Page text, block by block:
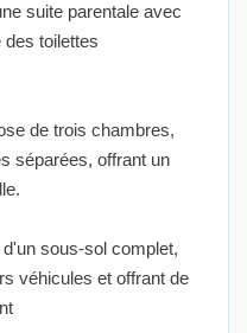
suite parentale avec
des toilettes
de trois chambres,
séparées, offrant un
sous-sol complet,
véhicules et offrant de